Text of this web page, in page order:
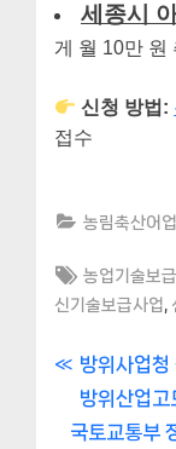
세종시
게 월 10만 원
신청 방법:
접수
농림축산어업
Tags:
농업기술보급
신기술보급사업
글
내
P
r
e
방위사업청
방위산업
N
국토교통부